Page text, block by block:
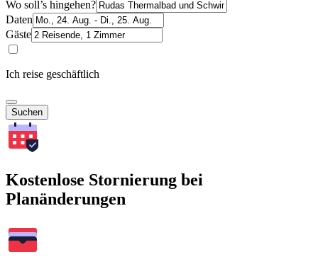
Wo soll’s hingehen?
Daten
Gäste
Ich reise geschäftlich
Suchen
Kostenlose Stornierung bei
Planänderungen